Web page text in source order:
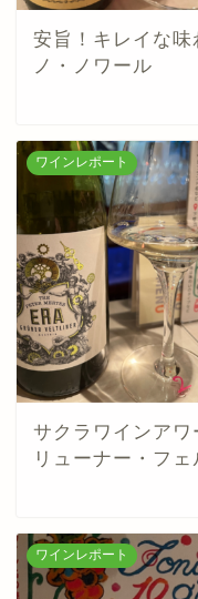
安旨！キレイな
ノ・ノワール
ワインレポート
サクラワインア
リューナー・フェ
ワインレポート